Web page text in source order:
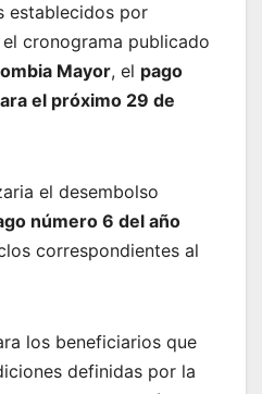
establecidos por
cronograma publicado
Mayor, el pago
el próximo 29 de
el desembolso
número 6 del año
correspondientes al
los beneficiarios que
definidas por la